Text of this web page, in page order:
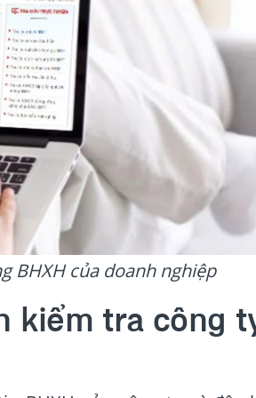
BHXH của doanh nghiệp
kiểm tra công